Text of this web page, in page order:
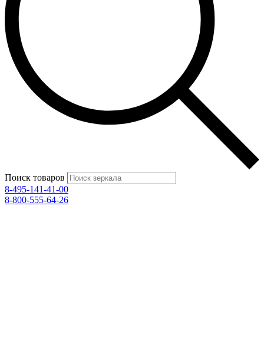
Поиск товаров
8-495-141-41-00
8-800-555-64-26